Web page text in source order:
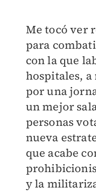
Me tocó ver
para
con la que
hospitales, a
por una
un mejor
personas
nueva
que acabe
y la